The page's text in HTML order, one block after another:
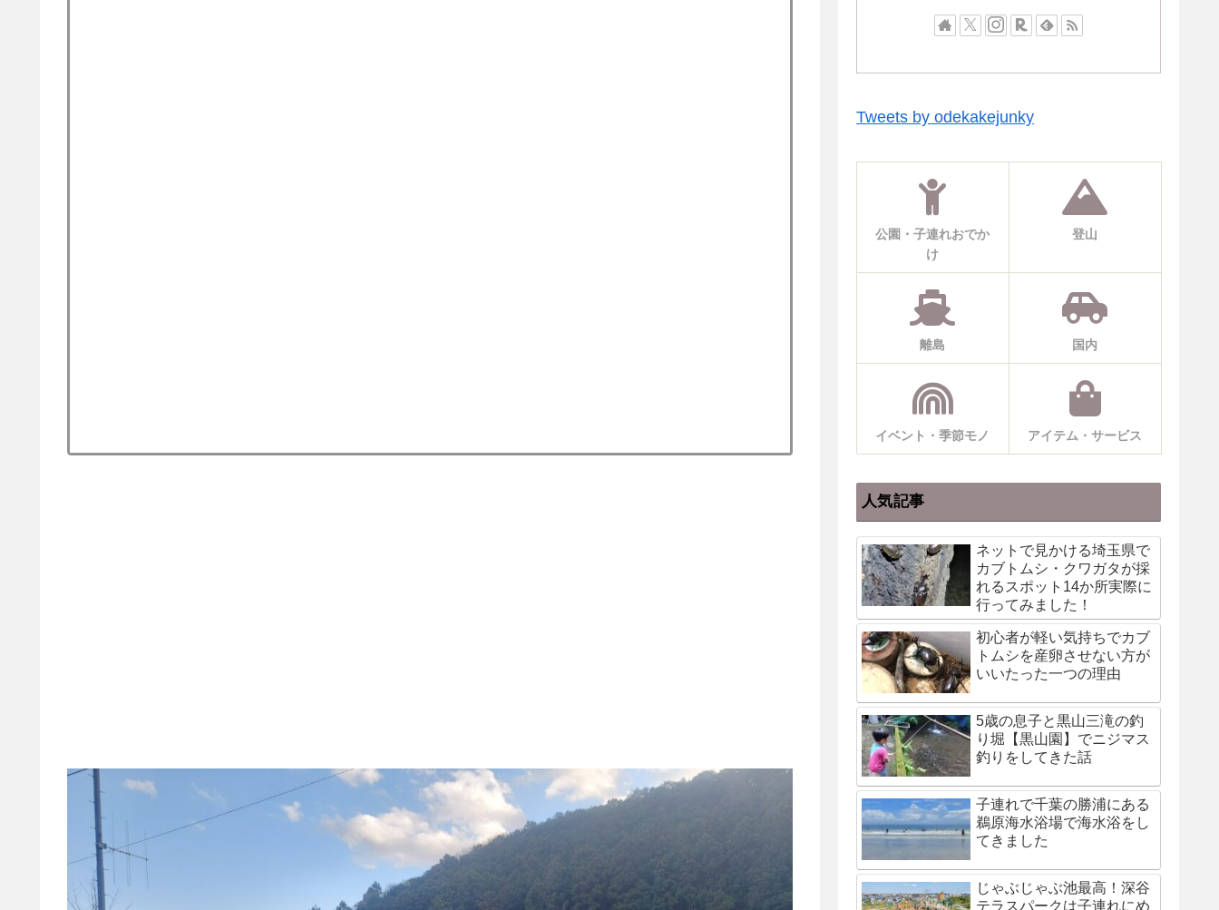
Tweets by odekakejunky
公園・子連れおでか
け
登山
離島 国内
イベント・季節モノ アイテム・サービス
人気記事
ネットで見かける埼玉県で
カブトムシ・クワガタが採
れるスポット14か所実際に
行ってみました！
初心者が軽い気持ちでカブ
トムシを産卵させない方が
いいたった一つの理由
5歳の息子と黒山三滝の釣
り堀【黒山園】でニジマス
釣りをしてきた話
子連れで千葉の勝浦にある
鵜原海水浴場で海水浴をし
てきました
じゃぶじゃぶ池最高！深谷
テラスパークは子連れにめ